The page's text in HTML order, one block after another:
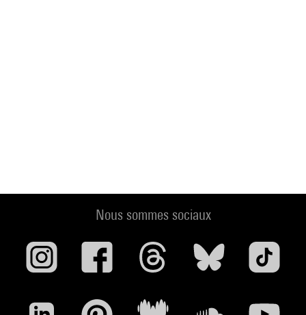
Nous sommes sociaux